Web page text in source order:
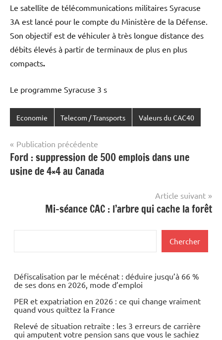
Le satellite de télécommunications militaires Syracuse
3A est lancé pour le compte du Ministère de la Défense.
Son objectif est de véhiculer à très longue distance des
débits élevés à partir de terminaux de plus en plus
compacts.
Le programme Syracuse 3 s
Economie Telecom / Transports Valeurs du CAC40
Navigation
de
l’article
Publication précédente
Ford : suppression de 500 emplois dans une
usine de 4×4 au Canada
Article suivant
Mi-séance CAC : l’arbre qui cache la forêt
Chercher
Défiscalisation par le mécénat : déduire jusqu’à 66 %
de ses dons en 2026, mode d’emploi
PER et expatriation en 2026 : ce qui change vraiment
quand vous quittez la France
Relevé de situation retraite : les 3 erreurs de carrière
qui amputent votre pension sans que vous le sachiez